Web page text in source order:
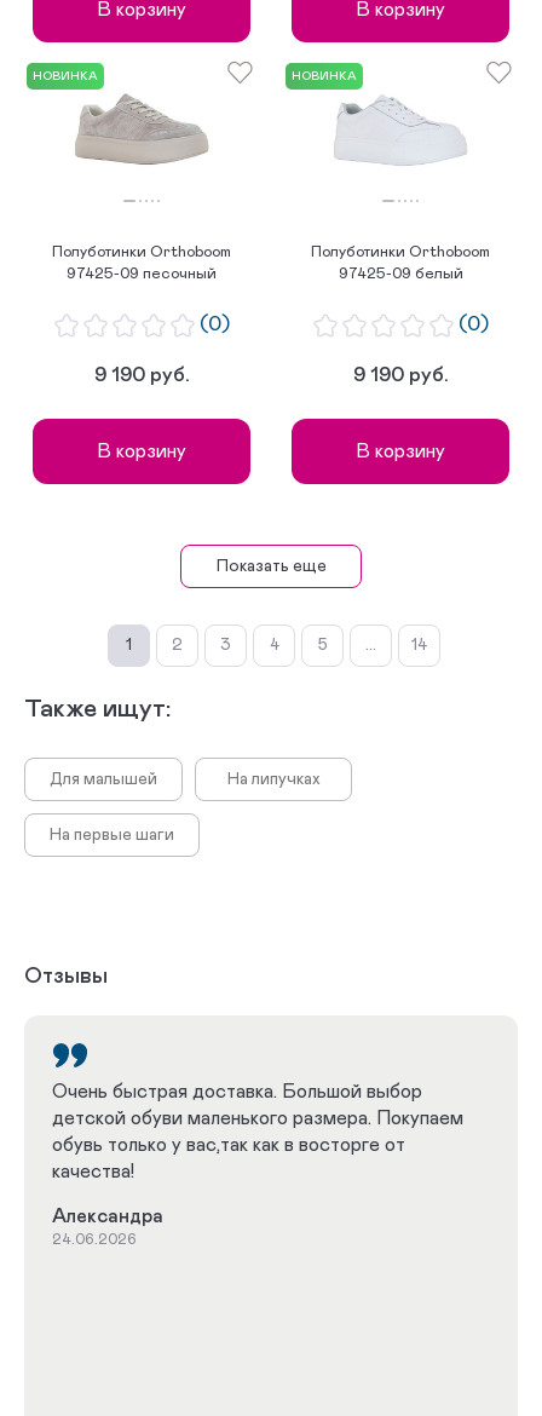
В корзину В корзину
НОВИНКА
Полуботинки Orthoboom
97425-09 песочный
(0)
9 190 руб.
В корзину
НОВИНКА
Полуботинки Orthoboom
97425-09 белый
(0)
9 190 руб.
В корзину
Показать еще
1 2 3 4 5 ... 14
Также ищут:
Для малышей На липучках
На первые шаги
Отзывы
Очень быстрая доставка. Большой выбор
детской обуви маленького размера. Покупаем
обувь только у вас,так как в восторге от
качества!
Александра
24.06.2026